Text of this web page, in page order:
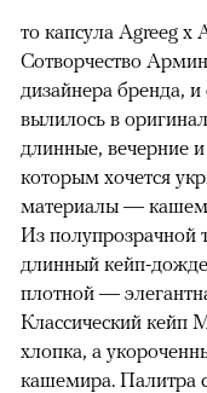
то капсула Agreeg x
Сотворчество
дизайнера бренда,
вылилось в
длинные, вечерние
которым хочется
материалы —
Из полупрозрачной
длинный кейп-
плотной —
Классический кейп
хлопка, а
кашемира. Палитра